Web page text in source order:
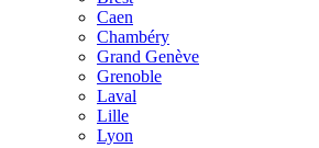
Caen
Chambéry
Grand Genève
Grenoble
Laval
Lille
Lyon